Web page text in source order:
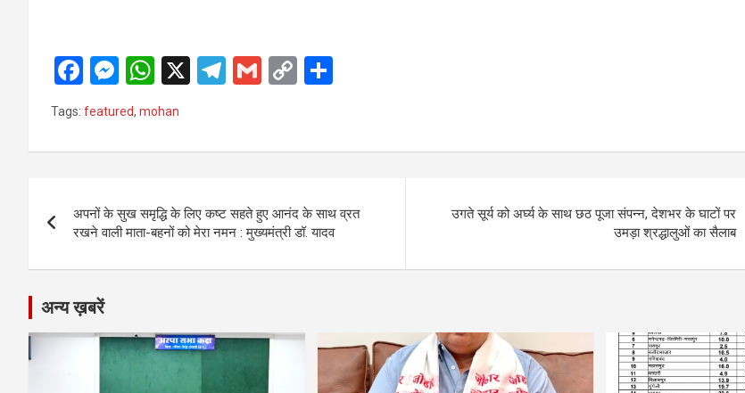
F
a
ce
b
o
k
M
es
se
n
er
W
h
at
s
p
p
X
T
gr
m
G
C
Li
k
e
Tags: featured, mohan
navigation
अपनों के सुख समृद्धि के लिए कष्ट सहते हुए आनंद के साथ व्रत
रखने वाली माता-बहनों को मेरा नमन : मुख्यमंत्री डॉ. यादव
उगते सूर्य को अर्घ्य के साथ छठ पूजा संपन्न, देशभर के घाटों पर
उमड़ा श्रद्धालुओं का सैलाब
अन्य ख़बरें